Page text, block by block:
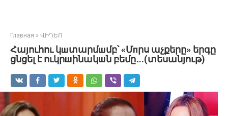
Главная » ՎԻԴԵՈ
Հայուհու կшտարմшմբ՝ «Մпրս աչքերը» երգը
ցնցել է ուկրшինակшն բեմը․..(տեսանյութ)